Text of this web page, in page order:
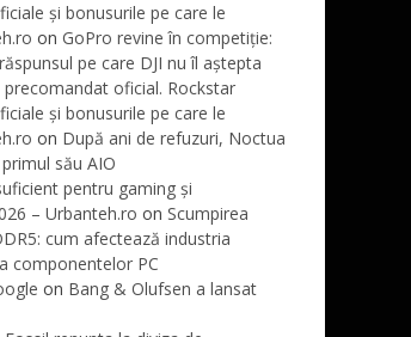
și bonusurile pe care le
on GoPro revine în competiție:
pe care DJI nu îl aștepta
precomandat oficial. Rockstar
și bonusurile pe care le
on După ani de refuzuri, Noctua
său AIO
pentru gaming și
– Urbanteh.ro on Scumpirea
cum afectează industria
componentelor PC
on Bang & Olufsen a lansat